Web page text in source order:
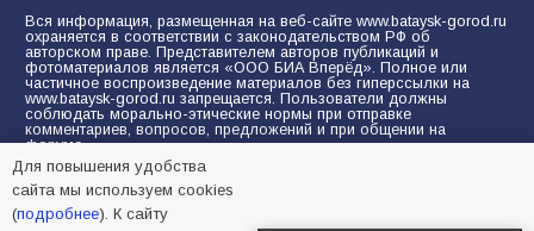
Вся информация, размещенная на веб-сайте www.bataysk-gorod.ru
охраняется в соответствии с законодательством РФ об
авторском праве. Представителем авторов публикаций и
фотоматериалов является «ООО БИА Вперёд». Полное или
частичное воспроизведение материалов без гиперссылки на
www.bataysk-gorod.ru запрещается. Пользователи должны
соблюдать морально-этические нормы при отправке
комментариев, вопросов, предложений и при общении на
форуме.
Политика конфиденциальности и защиты информации
Согласие на обработку персональных данных с помощью
сервисов Yandex.Metrika, LiveInternet, top.mail.ru
Для повышения удобства
сайта мы используем cookies
(подробнее). К сайту